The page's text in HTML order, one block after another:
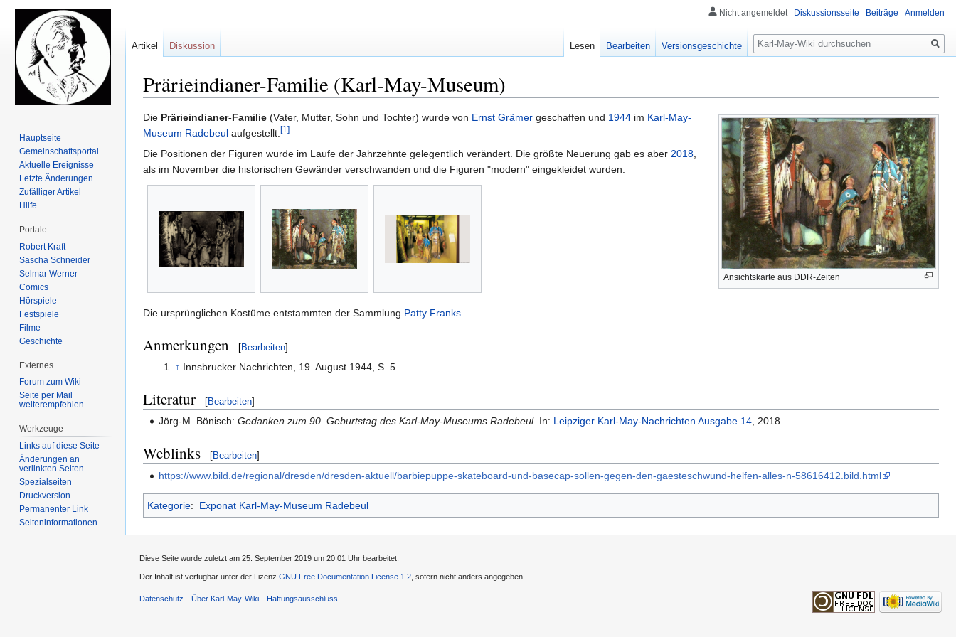
Prärieindianer-Familie (Karl-May-Museum)
Zur
Navigation
springen
Zur
Suche
springen
Ansichtskarte aus DDR-Zeiten
Die Prärieindianer-Familie (Vater, Mutter, Sohn und Tochter) wurde von Ernst Grämer geschaffen und 1944 im Karl-May-
Museum Radebeul aufgestellt.[1]
Die Positionen der Figuren wurde im Laufe der Jahrzehnte gelegentlich verändert. Die größte Neuerung gab es aber 2018,
als im November die historischen Gewänder verschwanden und die Figuren "modern" eingekleidet wurden.
Die ursprünglichen Kostüme entstammten der Sammlung Patty Franks
Anmerkungen [Bearbeiten]
↑ Innsbrucker Nachrichten, 19. August 1944, S. 5
Literatur [Bearbeiten]
Jörg-M. Bönisch:Gedanken zum 90. Geburtstag des Karl-May-Museums Radebeul. In: Leipziger Karl-May-Nachrichten Ausgabe 14, 2018.
Weblinks [Bearbeiten]
https://www.bild.de/regional/dresden/dresden-aktuell/barbiepuppe-skateboard-und-basecap-sollen-gegen-den-gaesteschwund-helfen-alles-n-58616412.bild.html
Kategorie: Exponat Karl-May-Museum Radebeul
Nicht angemeldet Diskussionsseite Beiträge Anmelden
Artikel Diskussion Lesen Bearbeiten Versionsgeschichte
Suche
Hauptseite
Gemeinschafts­portal
Aktuelle Ereignisse
Letzte Änderungen
Zufälliger Artikel
Hilfe
Portale
Robert Kraft
Sascha Schneider
Selmar Werner
Comics
Hörspiele
Festspiele
Filme
Geschichte
Externes
Forum zum Wiki
Seite per Mail
weiterempfehlen
Werkzeuge
Links auf diese Seite
Änderungen an
verlinkten Seiten
Spezialseiten
Druckversion
Permanenter Link
Seiten­informationen
Diese Seite wurde zuletzt am 25. September 2019 um 20:01 Uhr bearbeitet.
Der Inhalt ist verfügbar unter der Lizenz GNU Free Documentation License 1.2 , sofern nicht anders angegeben.
Datenschutz Über Karl-May-Wiki Haftungsausschluss